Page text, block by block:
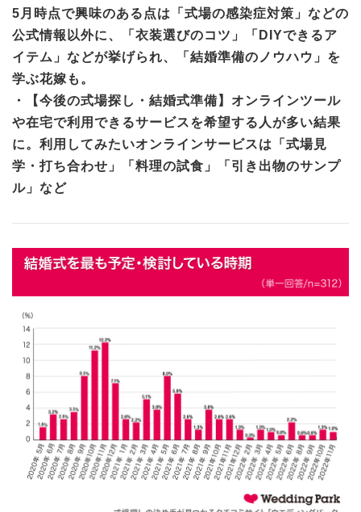
5月時点で興味のある点は「式場の感染症対策」などの
公式情報以外に、「衣装選びのコツ」「DIYできるア
イテム」などが挙げられ、「結婚準備のノウハウ」を
学ぶ花嫁も。
・【今後の式場探し・結婚式準備】オンラインツール
や在宅で利用できるサービスを希望する人が多い結果
に。利用してみたいオンラインサービスは「式場見
学・打ち合わせ」「料理の試食」「引き出物のサンプ
ル」など